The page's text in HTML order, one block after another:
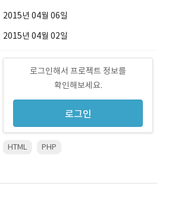
2015년 04월 06일
2015년 04월 02일
로그인해서 프로젝트 정보를
확인해보세요.
로그인
HTML PHP